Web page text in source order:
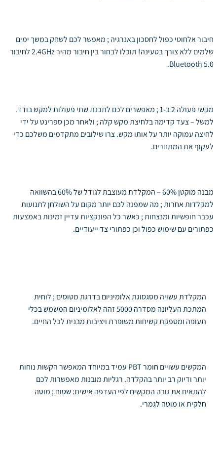
חיבור אלחוטי כפול לחסכון באנרגיה ; מאפשר לכם לשחק במשך ימים
שלמים ללא צורך בטעינה! תוכלו לבחור בין חיבור מהיר 2.4GHz לחיבור
Bluetooth 5.0.
מקשי פעולה 2 ב-1 ; מאפשרים לכם לתכנת שתי פעולות למקש בודד.
למשל – צעד קדימה בלחיצת מקש קלה ; ולאחר מכן ספרינט על ידי
לחיצה עמוקה יותר על אותו מקש. צרו שילובים מתקדמים משלכם כדי
לעקוף את המתחרים.
מבנה מוקטן 60% – המקלדת מעוצבת לגודל של 60% בהשוואה
למקלדות אחרות ; מה שמפנה לכם יותר מקום על השולחן לתנועות
עכבר חופשיות ומנצחות ; כאשר כל הפונקציות עדיין זמינות באמצעות
כפתורים עם שימוש כפול וכן כפתורי צד ייעודיים.
המקלדת עשויה מסגסוגת אלומיניום בדרגת מטוסים ; לוחית
המתכת העליונה מסדרה 5000 זהה לאלומיניום המשמש בכלי
תעופה ומספקת קשיחות משופרת ויציבות מבנית לכל החיים.
המקשים עשויים חומר PBT עמיד במיוחד המאפשר הקשות נוחות
יותר ודיוק רב יותר בהקלדה. רגליות מובנות מאפשרות לכם
להתאים את גובה המקשים לפי העדפה אישית: שטוח ; מוטה
חלקית או מוטה לגמרי.